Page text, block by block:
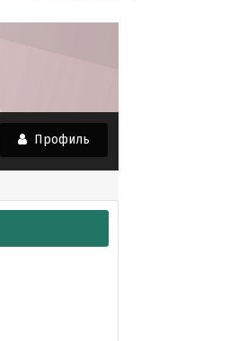
Профиль